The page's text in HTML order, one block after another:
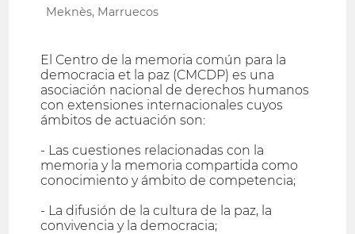
Meknès, Marruecos
El Centro de la memoria común para la
democracia et la paz (CMCDP) es una
asociación nacional de derechos humanos
con extensiones internacionales cuyos
ámbitos de actuación son:
- Las cuestiones relacionadas con la
memoria y la memoria compartida como
conocimiento y ámbito de competencia;
- La difusión de la cultura de la paz, la
convivencia y la democracia;